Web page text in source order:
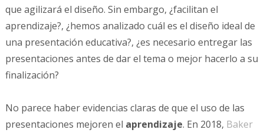
que agilizará el diseño. Sin embargo, ¿facilitan el
aprendizaje?, ¿hemos analizado cuál es el diseño ideal de
una presentación educativa?, ¿es necesario entregar las
presentaciones antes de dar el tema o mejor hacerlo a su
finalización?
No parece haber evidencias claras de que el uso de las
presentaciones mejoren el aprendizaje. En 2018, Baker